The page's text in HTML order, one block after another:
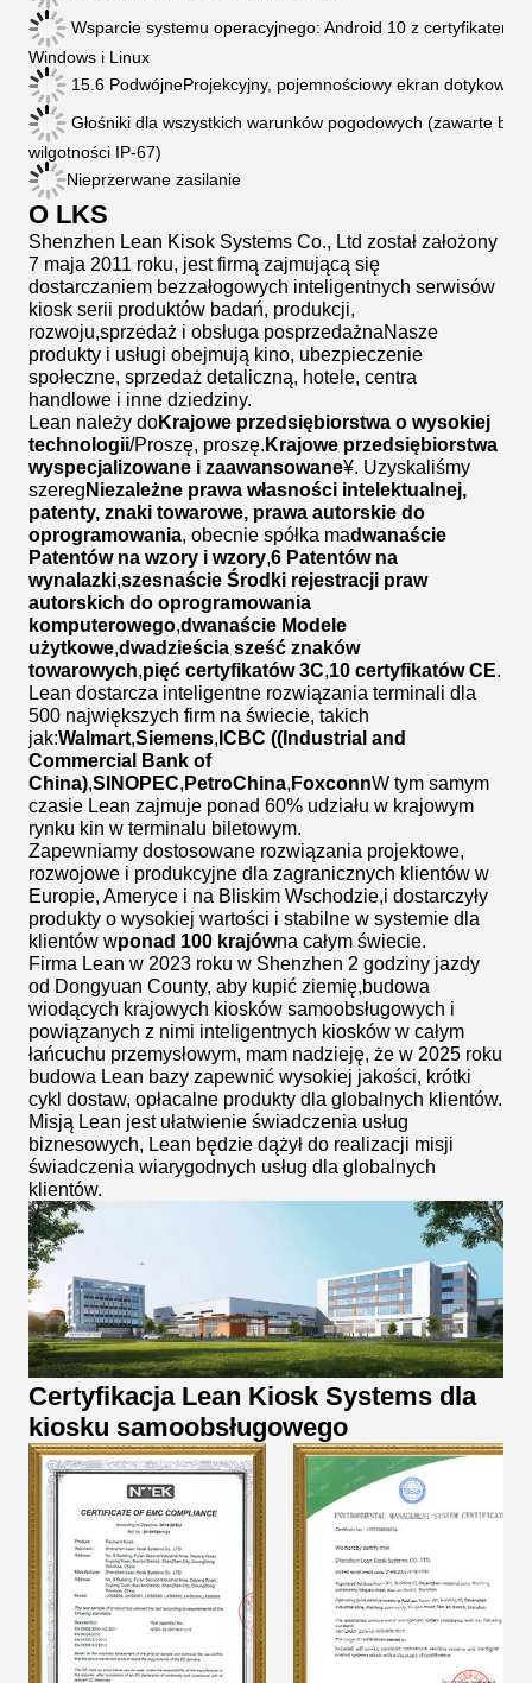
Wsparcie systemu operacyjnego: Android 10 z certyfikatem
Windows i Linux
15.6 PodwójneProjekcyjny, pojemnościowy ekran dotykowy
Głośniki dla wszystkich warunków pogodowych (zawarte
wilgotności IP-67)
Nieprzerwane zasilanie
O LKS
Shenzhen Lean Kisok Systems Co., Ltd został założony
7 maja 2011 roku, jest firmą zajmującą się
dostarczaniem bezzałogowych inteligentnych serwisów
kiosk serii produktów badań, produkcji,
rozwoju,sprzedaż i obsługa posprzedażnaNasze
produkty i usługi obejmują kino, ubezpieczenie
społeczne, sprzedaż detaliczną, hotele, centra
handlowe i inne dziedziny.
Lean należy doKrajowe przedsiębiorstwa o wysokiej
technologii/Proszę, proszę. Krajowe przedsiębiorstwa
wyspecjalizowane i zaawansowane¥. Uzyskaliśmy
szereg Niezależne prawa własności intelektualnej,
patenty, znaki towarowe, prawa autorskie do
oprogramowania, obecnie spółka madwanaście
Patentów na wzory i wzory,6 Patentów na
wynalazki,szesnaście Środki rejestracji praw
autorskich do oprogramowania
komputerowego,dwanaście Modele
użytkowe,dwadzieścia sześć znaków
towarowych,pięć certyfikatów 3C,10 certyfikatów CE.
Lean dostarcza inteligentne rozwiązania terminali dla
500 największych firm na świecie, takich
jak:Walmart,Siemens, ICBC ((Industrial and
Commercial Bank of
China),SINOPEC, PetroChina, FoxconnW tym samym
czasie Lean zajmuje ponad 60% udziału w krajowym
rynku kin w terminalu biletowym.
Zapewniamy dostosowane rozwiązania projektowe,
rozwojowe i produkcyjne dla zagranicznych klientów w
Europie, Ameryce i na Bliskim Wschodzie,i dostarczyły
produkty o wysokiej wartości i stabilne w systemie dla
klientów wponad 100 krajówna całym świecie.
Firma Lean w 2023 roku w Shenzhen 2 godziny jazdy
od Dongyuan County, aby kupić ziemię,budowa
wiodących krajowych kiosków samoobsługowych i
powiązanych z nimi inteligentnych kiosków w całym
łańcuchu przemysłowym, mam nadzieję, że w 2025 roku
budowa Lean bazy zapewnić wysokiej jakości, krótki
cykl dostaw, opłacalne produkty dla globalnych klientów.
Misją Lean jest ułatwienie świadczenia usług
biznesowych, Lean będzie dążył do realizacji misji
świadczenia wiarygodnych usług dla globalnych
klientów.
Certyfikacja Lean Kiosk Systems dla
kiosku samoobsługowego